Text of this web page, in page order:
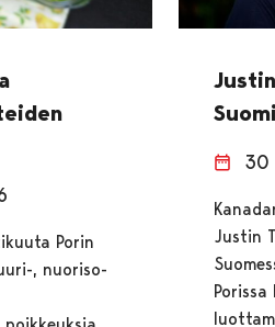
Porin
, nuoriso-
30
Justin